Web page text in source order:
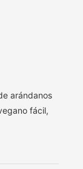
arándanos
fácil,